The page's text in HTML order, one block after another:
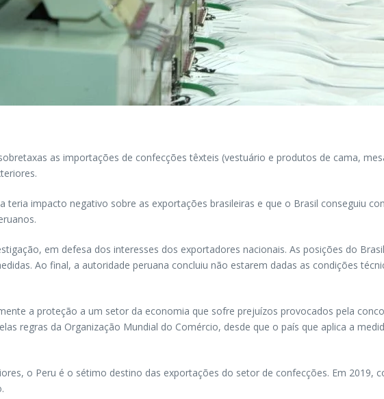
as importações de confecções têxteis (vestuário e produtos de cama,
teria impacto negativo sobre as exportações brasileiras e que o Brasil conseguiu
em defesa dos interesses dos exportadores nacionais. As posições do
Ao final, a autoridade peruana concluiu não estarem dadas as condições
a proteção a um setor da economia que sofre prejuízos provocados pela
regras da Organização Mundial do Comércio, desde que o país que aplica a
o Peru é o sétimo destino das exportações do setor de confecções. Em 2019,